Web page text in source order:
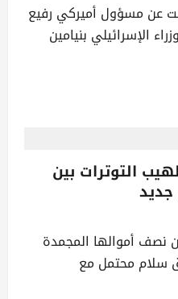
عن مسؤول أميركي رفيع
الإسرائيلي بنيامين
التوترات بين
نصف أموالها المجمدة
سلام محتمل مع